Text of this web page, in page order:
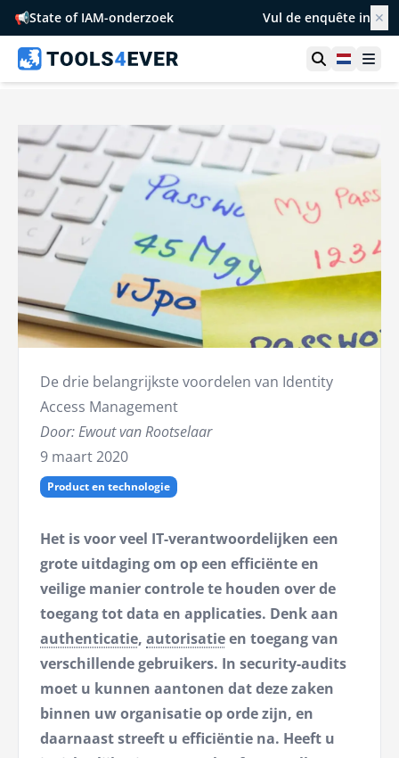
📢State of IAM-onderzoek Vul de enquête in ✕
Toon zoek
De drie belangrijkste voordelen van Identity
Access Management
Door: Ewout van Rootselaar
9 maart 2020
Product en technologie
Het is voor veel IT-verantwoordelijken een
grote uitdaging om op een efficiënte en
veilige manier controle te houden over de
toegang tot data en applicaties. Denk aan
authenticatie, autorisatieen toegang van
verschillende gebruikers. In security-audits
moet u kunnen aantonen dat deze zaken
binnen uw organisatie op orde zijn, en
daarnaast streeft u efficiëntie na. Heeft u